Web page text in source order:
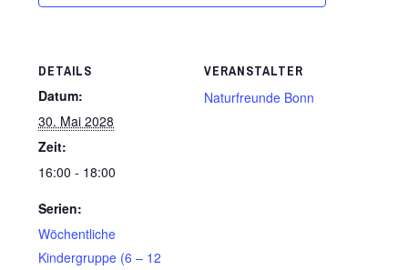
DETAILS
Datum:
30. Mai 2028
Zeit:
16:00 - 18:00
Serien:
Wöchentliche
Kindergruppe (6 – 12
VERANSTALTER
Naturfreunde Bonn